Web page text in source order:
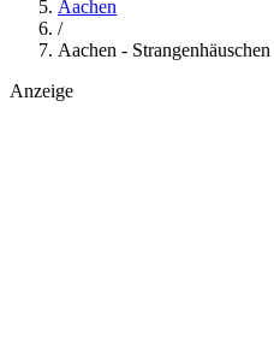
Aachen
/
Aachen -
Anzeige